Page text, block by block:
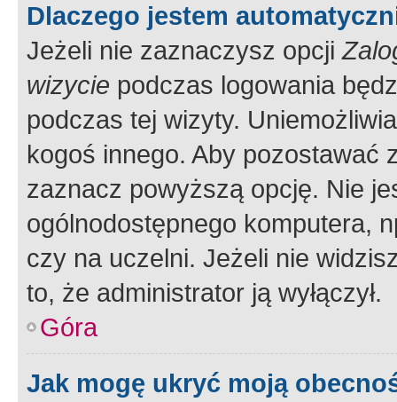
Dlaczego jestem
Jeżeli nie zaznaczysz opcji
wizycie podczas logowania
podczas tej wizyty.
kogoś innego. Aby pozostawać
zaznacz powyższą opcję. Nie
ogólnodostępnego komputera,
czy na uczelni. Jeżeli nie
to, że administrator ją wyłączył.
Góra
Jak mogę ukryć moją